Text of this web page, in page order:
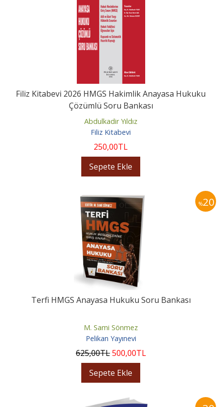
Filiz Kitabevi 2026 HMGS Hakimlik Anayasa Hukuku
Çözümlü Soru Bankası
Abdulkadir Yıldız
Filiz Kitabevi
250,00TL
Sepete Ekle
%20
Terfi HMGS Anayasa Hukuku Soru Bankası
M. Sami Sönmez
Pelikan Yayınevi
625,00TL500,00TL
Sepete Ekle